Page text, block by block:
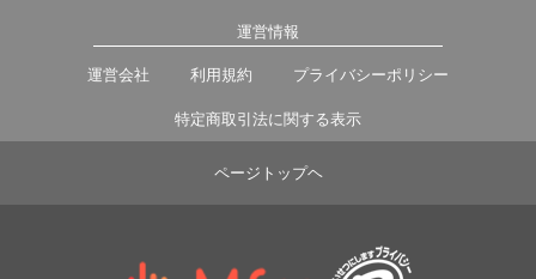
運営情報
運営会社 利用規約 プライバシーポリシー
特定商取引法に関する表示
ページトップヘ